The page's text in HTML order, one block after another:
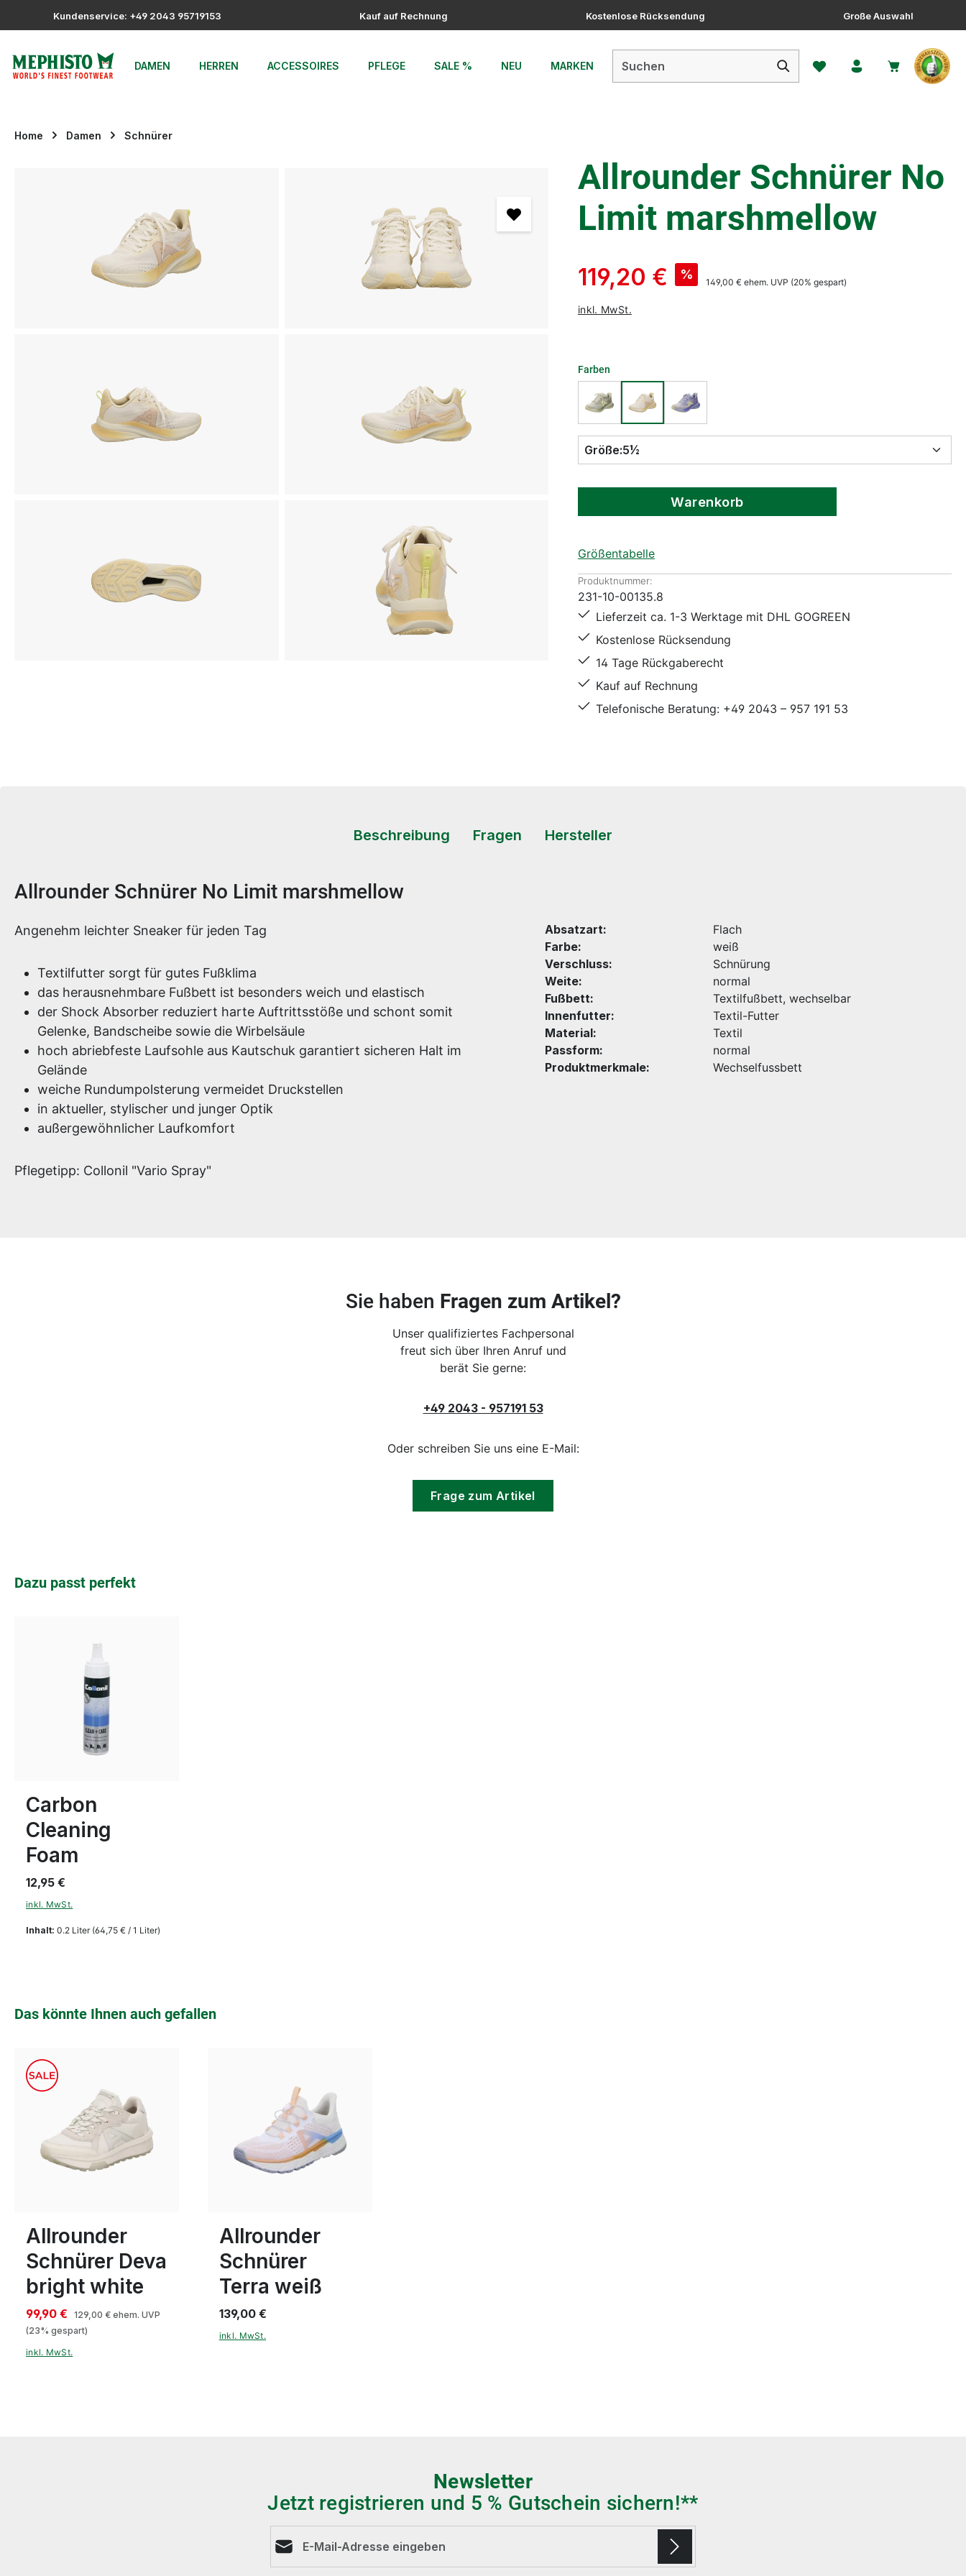
Hauptinhalt springen
Zur Suche springen
Zur Hauptnavigation springen
Kundenservice: +49 2043 95719153 Kauf auf Rechnung Kostenlose Rücksendung Große Auswahl
DAMEN HERREN ACCESSOIRES PFLEGE SALE % NEU MARKEN Du hast 0 Produkte auf dem
Home Damen Schnürer
Allrounder Schnürer No
Limit marshmellow
119,20 € %
149,00 € ehem. UVP (20% gespart)
inkl. MwSt.
Farben
Größe:5½
Warenkorb
Größentabelle
Produktnummer:
231-10-00135.8
Lieferzeit ca. 1-3 Werktage mit DHL GOGREEN
Kostenlose Rücksendung
14 Tage Rückgaberecht
Kauf auf Rechnung
Telefonische Beratung: +49 2043 – 957 191 53
Beschreibung Fragen Hersteller
Produktinformationen
Allrounder Schnürer No Limit marshmellow
Angenehm leichter Sneaker für jeden Tag
Textilfutter sorgt für gutes Fußklima
das herausnehmbare Fußbett ist besonders weich und elastisch
der Shock Absorber reduziert harte Auftrittsstöße und schont somit
Gelenke, Bandscheibe sowie die Wirbelsäule
hoch abriebfeste Laufsohle aus Kautschuk garantiert sicheren Halt im
Gelände
weiche Rundumpolsterung vermeidet Druckstellen
in aktueller, stylischer und junger Optik
außergewöhnlicher Laufkomfort
Pflegetipp: Collonil "Vario Spray"
Absatzart:
Flach
Farbe:
weiß
Verschluss:
Schnürung
Weite:
normal
Fußbett:
Textilfußbett, wechselbar
Innenfutter:
Textil-Futter
Material:
Textil
Passform:
normal
Produktmerkmale:
Wechselfussbett
Sie haben Fragen zum Artikel?
Unser qualifiziertes Fachpersonal
freut sich über Ihren Anruf und
berät Sie gerne:
+49 2043 - 957191 53
Oder schreiben Sie uns eine E-Mail:
Frage zum Artikel
Produktgalerie überspringen
Dazu passt perfekt
Carbon
Cleaning
Foam
Inhalt: 0.2 Liter (64,75 € / 1 Liter)
12,95 €
inkl. MwSt.
Produktgalerie überspringen
Das könnte Ihnen auch gefallen
Allrounder
Schnürer Deva
bright white
99,90 € 129,00 € ehem. UVP
(23% gespart)
inkl. MwSt.
beige
Allrounder
Schnürer
Terra weiß
139,00 €
inkl. MwSt.
Newsletter
Jetzt registrieren und 5 % Gutschein sichern!**